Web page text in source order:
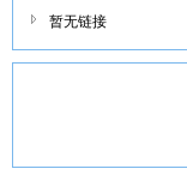
暂无链接